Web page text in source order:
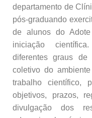
departamento de
pós-graduando
de alunos do
iniciação
diferentes graus de
coletivo do
trabalho científico,
objetivos, prazos,
divulgação dos